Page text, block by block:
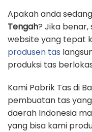
Apakah anda
Tengah? Jika
website yang tepat
produsen tas
produksi tas
Kami Pabrik Tas di
pembuatan tas
daerah Indonesia
yang bisa kami